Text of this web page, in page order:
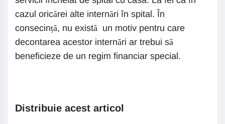
cazul oricărei alte internări în spital. În
consecință, nu există un motiv pentru care
decontarea acestor internări ar trebui să
beneficieze de un regim financiar special.
Distribuie acest articol